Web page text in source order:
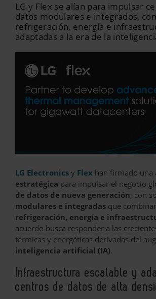
LG y Flex se alían para impulsar
datos modulares e integrados,
refrigeración, energía e
adaptadas a la era de la
LG Electronics y Flex han firmado una
estratégica para impulsar el negocio
de datos de nueva generación, con
modulares e integradas que
refrigeración, energía e
acuerdo busca responder a las
térmicas y energéticas derivadas del
inteligencia artificial (IA).
Infraestructura escalable y
centros de datos de alta